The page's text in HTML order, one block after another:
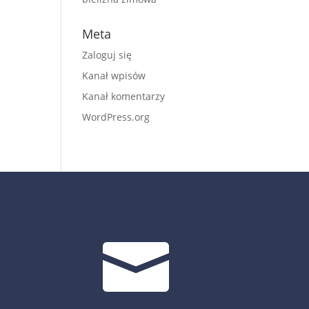
Meta
Zaloguj się
Kanał wpisów
Kanał komentarzy
WordPress.org
